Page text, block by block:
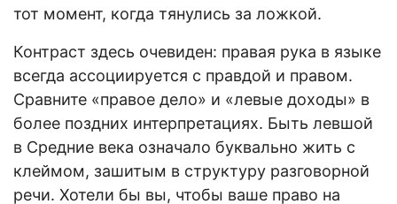
тот момент, когда тянулись за ложкой.
Контраст здесь очевиден: правая рука в языке
всегда ассоциируется с правдой и правом.
Сравните «правое дело» и «левые доходы» в
более поздних интерпретациях. Быть левшой
в Средние века означало буквально жить с
клеймом, зашитым в структуру разговорной
речи. Хотели бы вы, чтобы ваше право на